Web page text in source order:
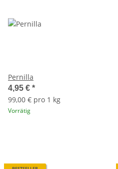
Pernilla
4,95 € *
99,00 € pro 1 kg
Vorrätig